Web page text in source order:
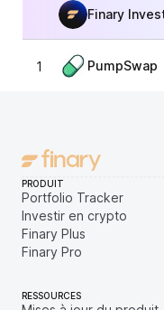
Finary
1 PumpSwap
PRODUIT
Portfolio Tracker
Investir en crypto
Finary Plus
Finary Pro
RESSOURCES